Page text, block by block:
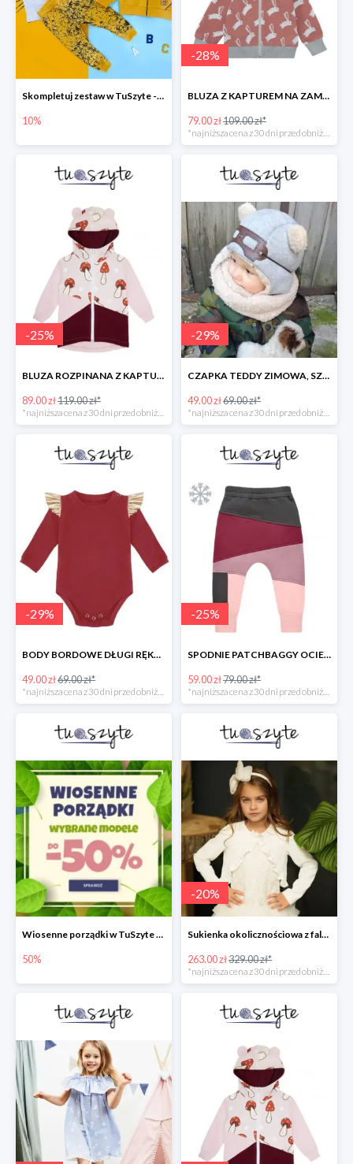
Skompletuj zestaw w TuSzyte -10%
10%
-28%
BLUZA Z KAPTUREM NA ZAMEK W ZAJĄCE, BRUDNY RÓŻ
79.00 zł109.00 zł*
*najniższa cena z 30 dni przed obniżką
-25%
BLUZA ROZPINANA Z KAPTUREM MUCHOMORY
89.00 zł119.00 zł*
-29%
CZAPKA TEDDY ZIMOWA, SZARA
49.00 zł69.00 zł*
-29%
BODY BORDOWE DŁUGI RĘKAW
49.00 zł69.00 zł*
*najniższa cena z 30 dni przed obniżką
-25%
SPODNIE PATCHBAGGY OCIEPLANE RÓŻOWO-BORDOWE
59.00 zł79.00 zł*
*najniższa cena z 30 dni przed obniżką
Wiosenne porządki w TuSzyte do -50%
50%
-20%
Sukienka okolicznościowa z falbankami
263.00 zł329.00 zł*